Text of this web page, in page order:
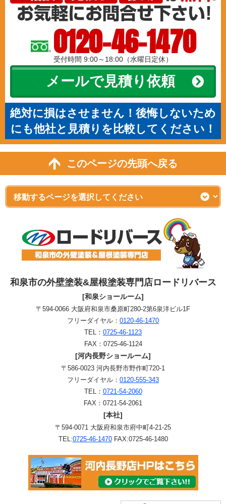
0120-46-1470
受付時間 9:00～18:00（水曜日定休）
メールで見積り依頼
絶対に損はさせません！後悔しないため
にも他社と見積りを比較してください！
このページの先頭へ戻る
和泉市の外壁塗装&屋根塗装専門店ロードリバース
[和泉ショールーム]
〒594-0066 大阪府和泉市桑原町280-2第6泉洋ビル1F
フリーダイヤル： 0120-46-1470
TEL： 0725-46-1123
FAX：0725-46-1124
[河内長野ショールーム]
〒586-0023 河内長野市野作町720-1
フリーダイヤル： 0120-555-343
TEL： 0721-54-2060
FAX：0721-54-2061
[本社]
〒594-0071 大阪府和泉市府中町4-21-25
TEL:0725-46-1470FAX:0725-46-1480